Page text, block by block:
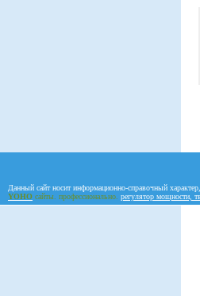
Данный сайт носит информационно-справочный
YOHO сайты. профессионально. регулятор мощности,